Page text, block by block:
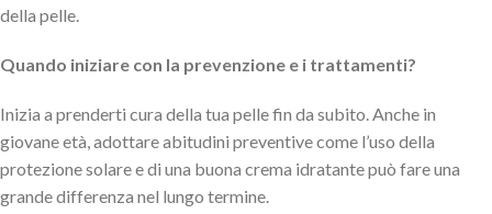
della pelle.
Quando iniziare con la prevenzione e i trattamenti?
Inizia a prenderti cura della tua pelle fin da subito. Anche in
giovane età, adottare abitudini preventive come l’uso della
protezione solare e di una buona crema idratante può fare una
grande differenza nel lungo termine.